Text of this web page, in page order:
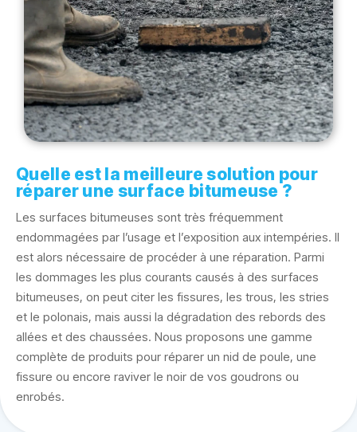
Quelle est la meilleure solution pour
réparer une surface bitumeuse ?
Les surfaces bitumeuses sont très fréquemment
endommagées par l’usage et l’exposition aux intempéries. Il
est alors nécessaire de procéder à une réparation. Parmi
les dommages les plus courants causés à des surfaces
bitumeuses, on peut citer les fissures, les trous, les stries
et le polonais, mais aussi la dégradation des rebords des
allées et des chaussées. Nous proposons une gamme
complète de produits pour réparer un nid de poule, une
fissure ou encore raviver le noir de vos goudrons ou
enrobés.